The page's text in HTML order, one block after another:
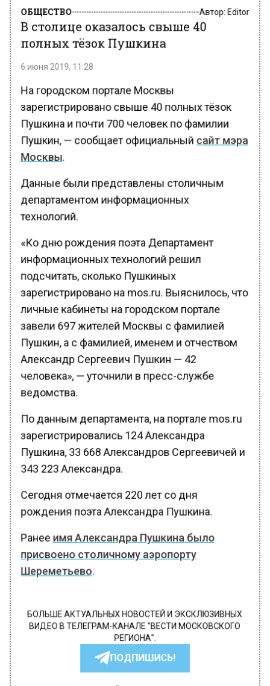
ОБЩЕСТВО Автор:Editor
В столице оказалось свыше 40
полных тёзок Пушкина
6 июня 2019, 11:28
На городском портале Москвы
зарегистрировано свыше 40 полных тёзок
Пушкина и почти 700 человек по фамилии
Пушкин, — сообщает официальный сайт мэра
Москвы.
Данные были представлены столичным
департаментом информационных
технологий.
«Ко дню рождения поэта Департамент
информационных технологий решил
подсчитать, сколько Пушкиных
зарегистрировано на mos.ru. Выяснилось, что
личные кабинеты на городском портале
завели 697 жителей Москвы с фамилией
Пушкин, а с фамилией, именем и отчеством
Александр Сергеевич Пушкин — 42
человека», — уточнили в пресс-службе
ведомства.
По данным департамента, на портале mos.ru
зарегистрировались 124 Александра
Пушкина, 33 668 Александров Сергеевичей и
343 223 Александра.
Сегодня отмечается 220 лет со дня
рождения поэта Александра Пушкина.
Ранее имя Александра Пушкина было
присвоено столичному аэропорту
Шереметьево.
БОЛЬШЕ АКТУАЛЬНЫХ НОВОСТЕЙ И ЭКСКЛЮЗИВНЫХ
ВИДЕО В ТЕЛЕГРАМ-КАНАЛЕ "ВЕСТИ МОСКОВСКОГО
РЕГИОНА".
ПОДПИШИСЬ!